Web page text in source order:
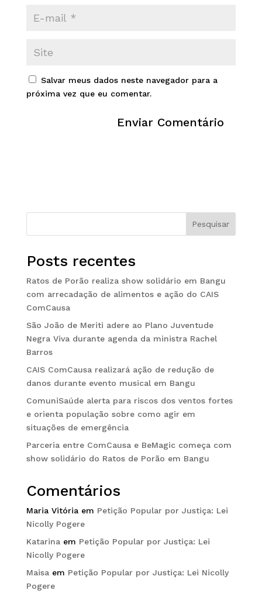
Salvar meus dados neste navegador para a
próxima vez que eu comentar.
Pesquisar
Posts recentes
Ratos de Porão realiza show solidário em Bangu
com arrecadação de alimentos e ação do CAIS
ComCausa
São João de Meriti adere ao Plano Juventude
Negra Viva durante agenda da ministra Rachel
Barros
CAIS ComCausa realizará ação de redução de
danos durante evento musical em Bangu
ComuniSaúde alerta para riscos dos ventos fortes
e orienta população sobre como agir em
situações de emergência
Parceria entre ComCausa e BeMagic começa com
show solidário do Ratos de Porão em Bangu
Comentários
Maria Vitóriaem Petição Popular por Justiça: Lei
Nicolly Pogere
Katarinaem Petição Popular por Justiça: Lei
Nicolly Pogere
Maisaem Petição Popular por Justiça: Lei Nicolly
Pogere